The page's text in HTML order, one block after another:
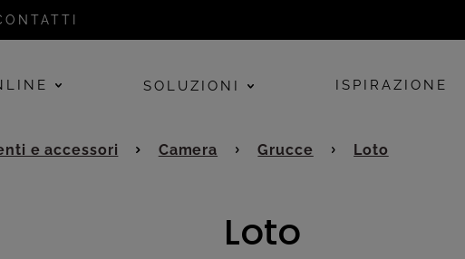
SOLUZIONI ISPIRAZIONE
e accessori Camera Grucce Loto
Loto